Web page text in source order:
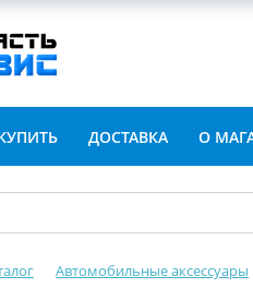
ДОСТАВКА О
Автомобильные аксессуары